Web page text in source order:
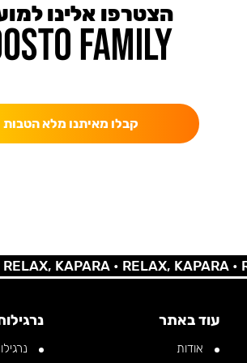
הצטרפו אלינו
קבלו מאיתנו מלא הטבות
KAPARA •RELAX, KAPARA •
עוד באתר
אודות